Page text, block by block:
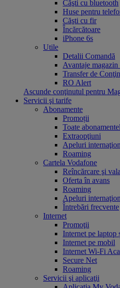
Căşti cu bluetooth
Huse pentru
Căşti cu fir
Încărcătoare
iPhone 6s
Utile
Detalii Comandă
Avantaje
Transfer de
RO Alert
Ascunde conţinutul pentru
Servicii şi tarife
Abonamente
Promoții
Toate
Extraopţiuni
Apeluri
Roaming
Cartela Vodafone
Reîncărcare şi
Oferta în avans
Roaming
Apeluri
Întrebări frecvente
Internet
Promoţii
Internet pe laptop
Internet pe mobil
Internet Wi-Fi
Secure Net
Roaming
Servicii şi aplicaţii